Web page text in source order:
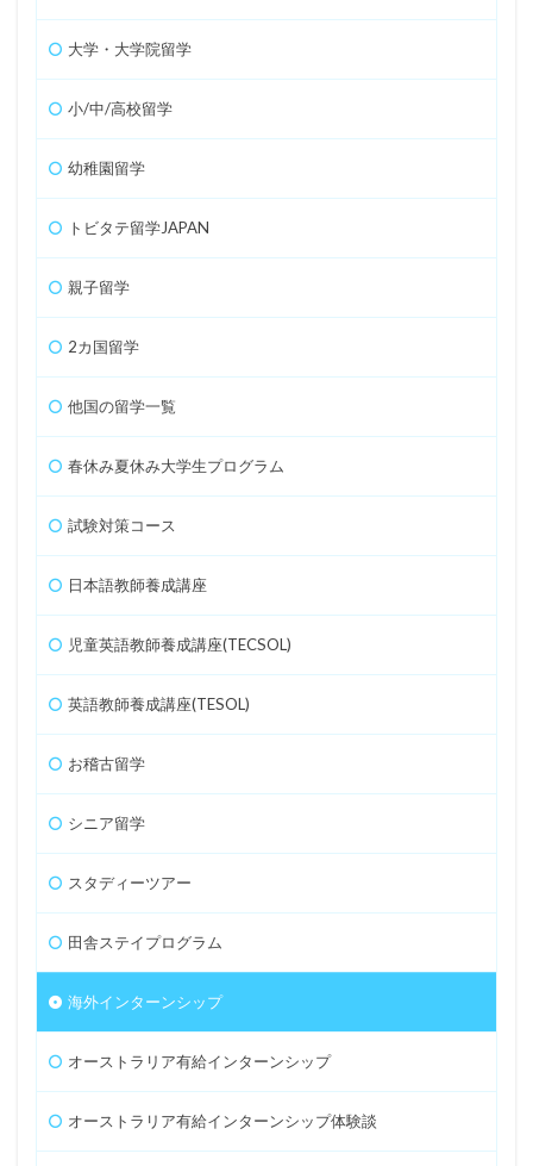
大学・大学院留学
小/中/高校留学
幼稚園留学
トビタテ留学JAPAN
親子留学
2カ国留学
他国の留学一覧
春休み夏休み大学生プログラム
試験対策コース
日本語教師養成講座
児童英語教師養成講座(TECSOL)
英語教師養成講座(TESOL)
お稽古留学
シニア留学
スタディーツアー
田舎ステイプログラム
海外インターンシップ
オーストラリア有給インターンシップ
オーストラリア有給インターンシップ体験談